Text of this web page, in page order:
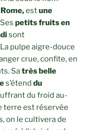
estune
petits fruits en
sont
pulpe aigre-douce
crue, confite, en
Satrès belle
s’étend du
du froid au-
terre est réservée
on le cultivera de